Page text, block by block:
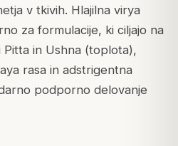
v tkivih. Hlajilna virya
za formulacije, ki ciljajo na
in Ushna (toplota),
rasa in adstrigentna
podporno delovanje